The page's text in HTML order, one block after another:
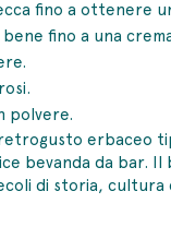
fino a ottenere
fino a una
polvere.
erbaceo
bevanda da bar. Il
di storia,